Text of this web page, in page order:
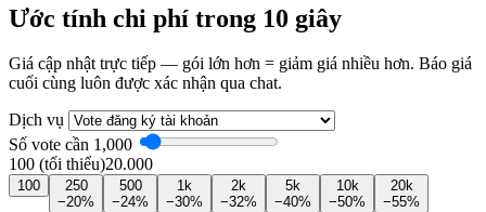
Ước tính chi phí trong 10 giây
Giá cập nhật trực tiếp — gói lớn hơn = giảm giá nhiều hơn. Báo giá
cuối cùng luôn được xác nhận qua chat.
Dịch vụ
Số vote cần 1,000
100 (tối thiểu)20.000
100
250
−20%
500
−24%
1k
−30%
2k
−32%
5k
−40%
10k
−50%
20k
−55%